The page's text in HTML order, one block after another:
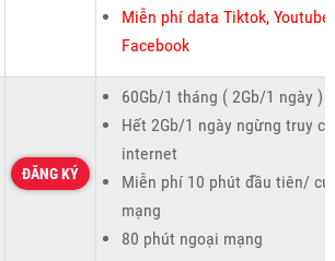
Miễn phí data Tiktok, Youtube,
Facebook
ĐĂNG KÝ
60Gb/1 tháng ( 2Gb/1 ngày )
Hết 2Gb/1 ngày ngừng truy
internet
Miễn phí 10 phút đầu tiên/
mạng
80 phút ngoại mạng